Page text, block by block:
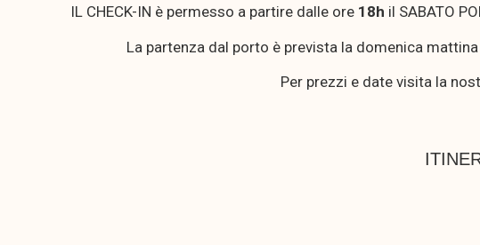
IL CHECK-IN è permesso a partire dalle ore 18h il SABATO
La partenza dal porto è prevista la domenica
Per prezzi e date visita la